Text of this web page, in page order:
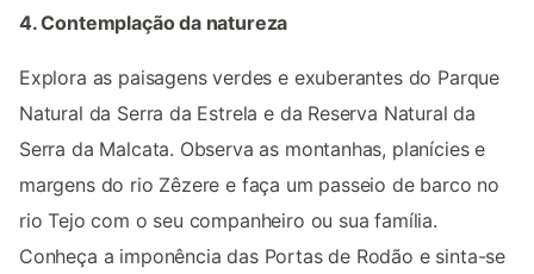
4. Contemplação da natureza
Explora as paisagens verdes e exuberantes do Parque
Natural da Serra da Estrela e da Reserva Natural da
Serra da Malcata. Observa as montanhas, planícies e
margens do rio Zêzere e faça um passeio de barco no
rio Tejo com o seu companheiro ou sua família.
Conheça a imponência das Portas de Rodão e sinta-se